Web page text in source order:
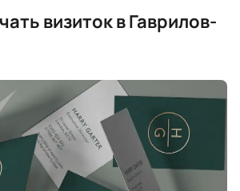
визиток в Гаврилов-